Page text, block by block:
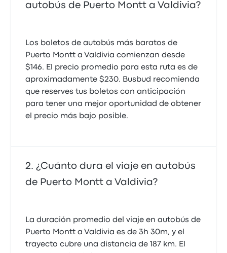
autobús de Puerto Montt a Valdivia?
Los boletos de autobús más baratos de
Puerto Montt a Valdivia comienzan desde
$146. El precio promedio para esta ruta es de
aproximadamente $230. Busbud recomienda
que reserves tus boletos con anticipación
para tener una mejor oportunidad de obtener
el precio más bajo posible.
¿Cuánto dura el viaje en autobús
de Puerto Montt a Valdivia?
La duración promedio del viaje en autobús de
Puerto Montt a Valdivia es de 3h 30m, y el
trayecto cubre una distancia de 187 km. El